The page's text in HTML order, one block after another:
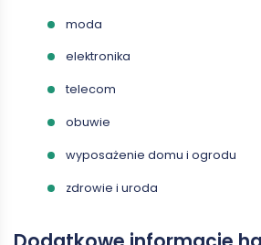
moda
elektronika
telecom
obuwie
wyposażenie domu i ogrodu
zdrowie i uroda